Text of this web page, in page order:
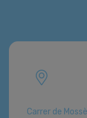
Carrer de